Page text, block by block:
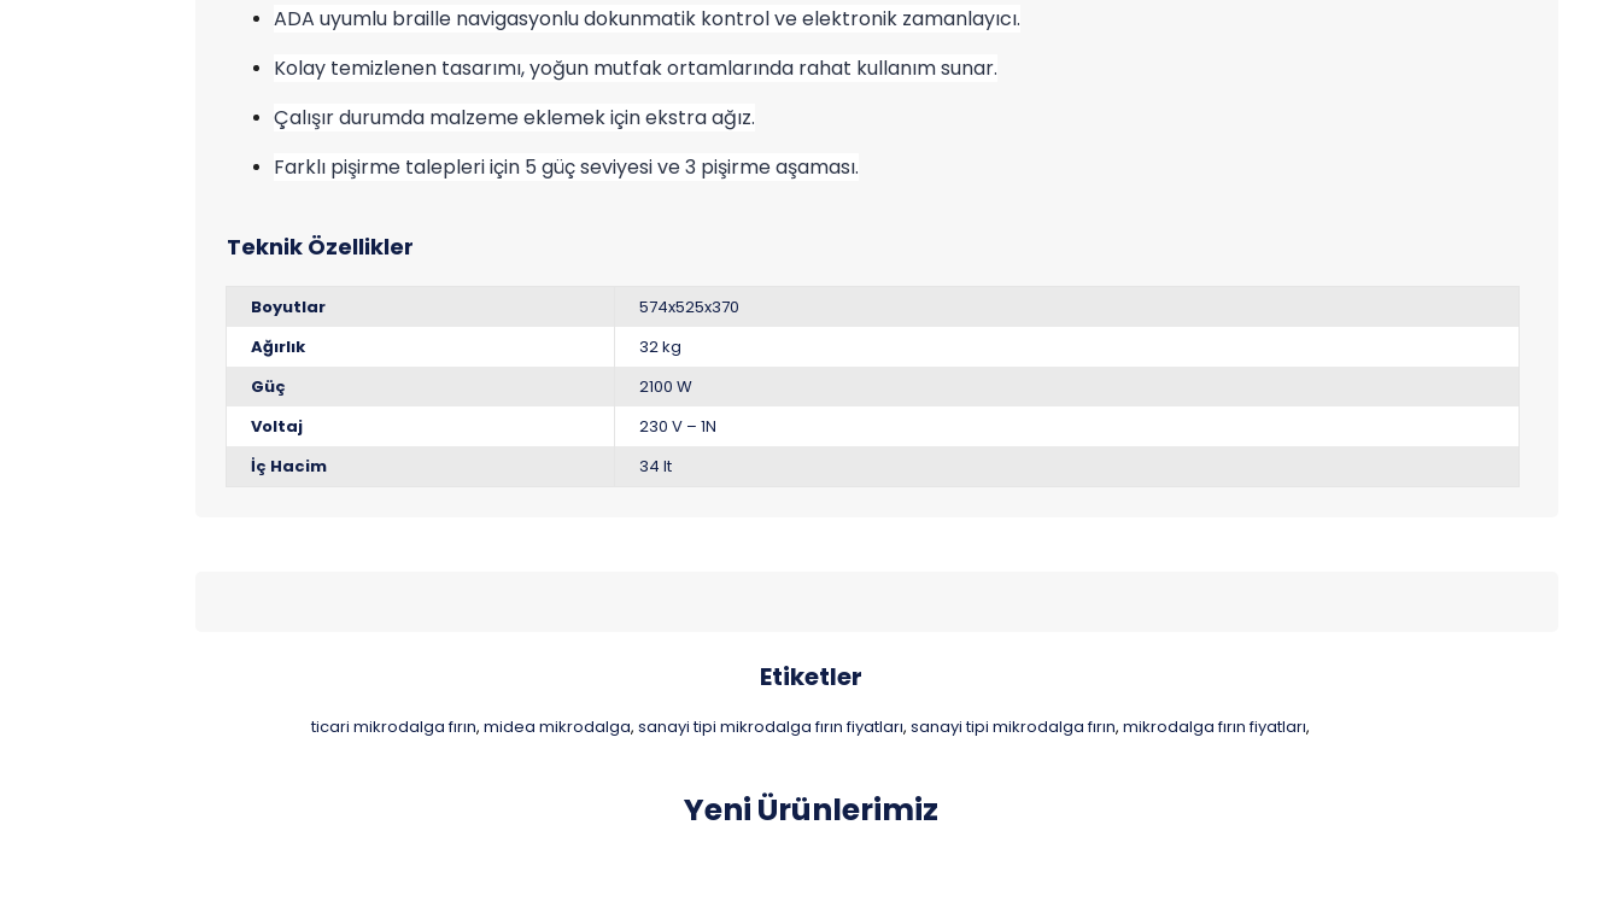
ADA uyumlu braille navigasyonlu dokunmatik kontrol ve elektronik zamanlayıcı.
Kolay temizlenen tasarımı, yoğun mutfak ortamlarında rahat kullanım sunar.
Çalışır durumda malzeme eklemek için ekstra ağız.
Farklı pişirme talepleri için 5 güç seviyesi ve 3 pişirme aşaması.
Boyutlar
574x525x370
Ağırlık
32 kg
Güç
2100 W
Voltaj
230 V – 1N
İç Hacim
34 lt
Etiketler
ticari mikrodalga fırın, midea mikrodalga, sanayi tipi mikrodalga fırın fiyatları, sanayi tipi mikrodalga fırın, mikrodalga fırın fiyatları,
Yeni Ürünlerimiz